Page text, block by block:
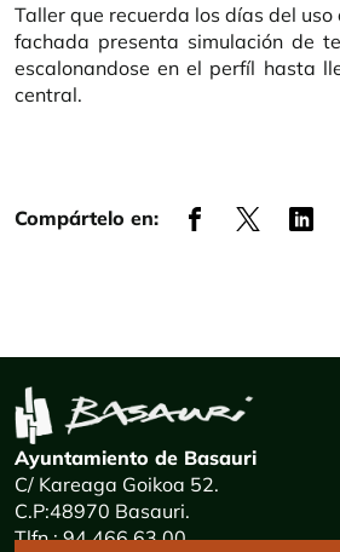
Taller que recuerda los días del
fachada presenta simulación de
escalonandose en el perfíl hasta
central.
Compártelo en:
Ayuntamiento de Basauri
C/ Kareaga Goikoa 52.
C.P:48970 Basauri.
Tlfn.: 94 466 63 00